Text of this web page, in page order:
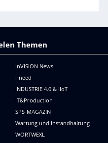
Themen
inVISION News
i-need
INDUSTRIE 4.0 & IIoT
IT&Production
SPS-MAGAZIN
Wartung und Instandhaltung
WORTWEXL